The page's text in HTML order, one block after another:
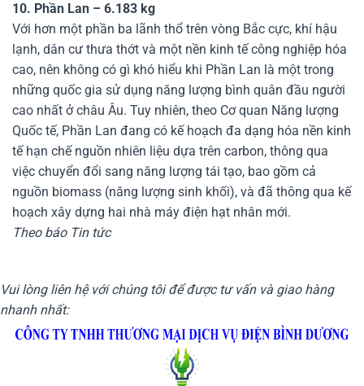
10. Phần Lan – 6.183 kg
Với hơn một phần ba lãnh thổ trên vòng Bắc cực, khí hậu
lạnh, dân cư thưa thớt và một nền kinh tế công nghiệp hóa
cao, nên không có gì khó hiểu khi Phần Lan là một trong
những quốc gia sử dụng năng lượng bình quân đầu người
cao nhất ở châu Âu. Tuy nhiên, theo Cơ quan Năng lượng
Quốc tế, Phần Lan đang có kế hoạch đa dạng hóa nền kinh
tế hạn chế nguồn nhiên liệu dựa trên carbon, thông qua
việc chuyển đổi sang năng lượng tái tạo, bao gồm cả
nguồn biomass (năng lượng sinh khối), và đã thông qua kế
hoạch xây dựng hai nhà máy điện hạt nhân mới.
Theo báo Tin tức
Vui lòng liên hệ với chúng tôi để được tư vấn và giao hàng
nhanh nhất: